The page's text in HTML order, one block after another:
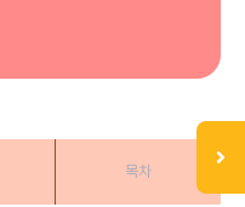
목차